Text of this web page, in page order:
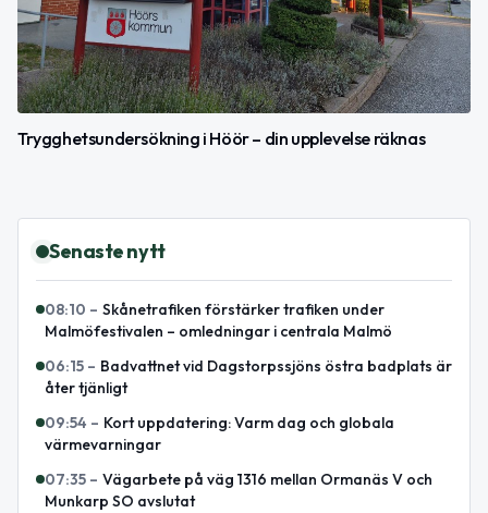
Trygghetsundersökning i Höör – din upplevelse räknas
Senaste nytt
08:10 – Skånetrafiken förstärker trafiken under
Malmöfestivalen – omledningar i centrala Malmö
06:15 – Badvattnet vid Dagstorpssjöns östra badplats är
åter tjänligt
09:54 – Kort uppdatering: Varm dag och globala
värmevarningar
07:35 – Vägarbete på väg 1316 mellan Ormanäs V och
Munkarp SO avslutat